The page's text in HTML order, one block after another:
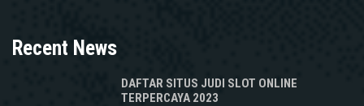
Recent News
DAFTAR SITUS JUDI SLOT ONLINE
TERPERCAYA 2023